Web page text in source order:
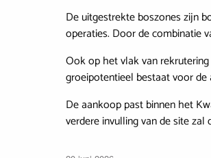
De uitgestrekte boszones zijn
operaties. Door de combinatie
Ook op het vlak van
groeipotentieel bestaat voor de
De aankoop past binnen het
verdere invulling van de site